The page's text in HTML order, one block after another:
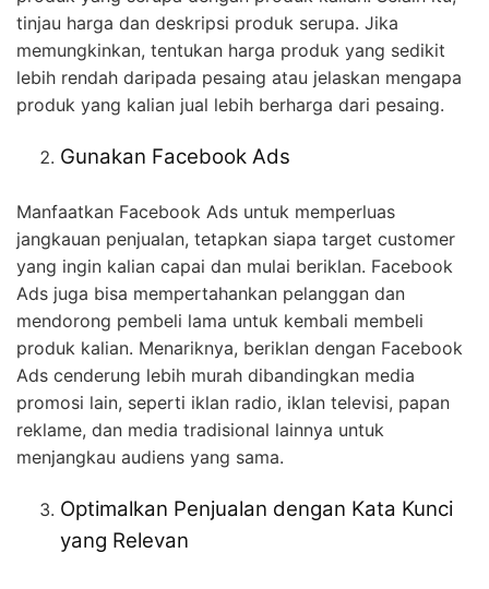
tinjau harga dan deskripsi produk serupa. Jika
memungkinkan, tentukan harga produk yang sedikit
lebih rendah daripada pesaing atau jelaskan mengapa
produk yang kalian jual lebih berharga dari pesaing.
Gunakan Facebook Ads
Manfaatkan Facebook Ads untuk memperluas
jangkauan penjualan, tetapkan siapa target customer
yang ingin kalian capai dan mulai beriklan. Facebook
Ads juga bisa mempertahankan pelanggan dan
mendorong pembeli lama untuk kembali membeli
produk kalian. Menariknya, beriklan dengan Facebook
Ads cenderung lebih murah dibandingkan media
promosi lain, seperti iklan radio, iklan televisi, papan
reklame, dan media tradisional lainnya untuk
menjangkau audiens yang sama.
Optimalkan Penjualan dengan Kata Kunci
yang Relevan